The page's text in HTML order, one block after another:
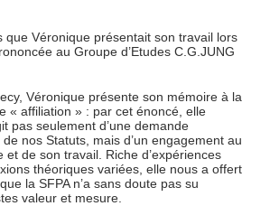
que Véronique présentait son travail lors
au Groupe d’Etudes C.G.JUNG
Véronique présente son mémoire à la
« affiliation » : par cet énoncé, elle
pas seulement d’une demande
de nos Statuts, mais d’un engagement au
et de son travail. Riche d’expériences
théoriques variées, elle nous a offert
la SFPA n’a sans doute pas su
valeur et mesure.